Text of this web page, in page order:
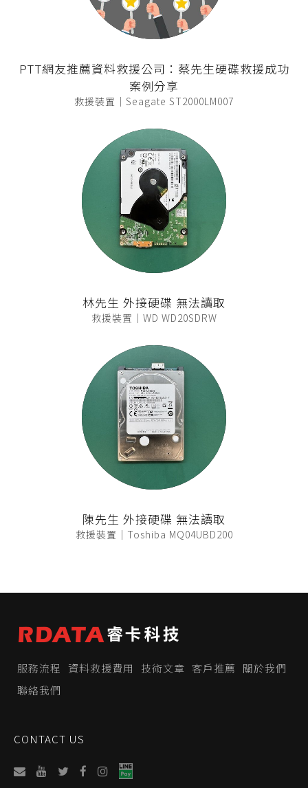
PTT網友推薦資料救援公司：蔡先生硬碟救援成功
案例分享
救援裝置｜Seagate ST2000LM007
林先生 外接硬碟 無法讀取
救援裝置｜WD WD20SDRW
陳先生 外接硬碟 無法讀取
救援裝置｜Toshiba MQ04UBD200
服務流程 資料救援費用 技術文章 客戶推薦
關於我們
聯絡我們
CONTACT US